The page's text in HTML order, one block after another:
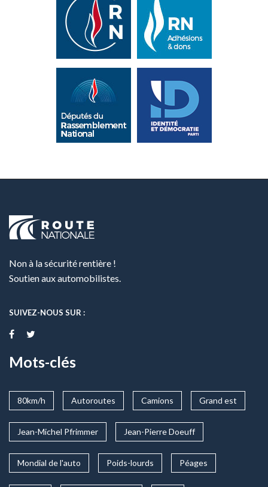
Non à la sécurité rentière !
Soutien aux automobilistes.
SUIVEZ-NOUS SUR :
Mots-clés
80km/h Autoroutes Camions Grand est
Jean-Michel Pfrimmer Jean-Pierre Doeuff
Mondial de l'auto Poids-lourds Péages